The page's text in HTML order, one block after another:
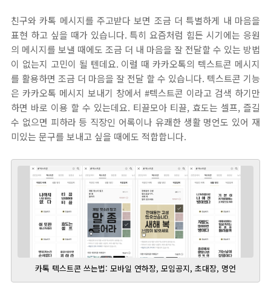
친구와 카톡 메시지를 주고받다 보면 조금 더 특별하게 내 마음을
표현 하고 싶을 때가 있습니다. 특히 요즘처럼 힘든 시기에는 응원
의 메시지를 보낼 때에도 조금 더 내 마음을 잘 전달할 수 있는 방법
이 없는지 고민이 될 텐데요. 이럴 때 카카오톡의 텍스트콘 메시지
를 활용하면 조금 더 마음을 잘 전달 할 수 있습니다. 텍스트콘 기능
은 카카오톡 메시지 보내기 창에서 #텍스트콘 이라고 검색 하기만
하면 바로 이용 할 수 있는데요. 티끌모아 티끌, 효도는 셀프, 즐길
수 없으면 피하라 등 직장인 어록이나 유쾌한 생활 명언도 있어 재
미있는 문구를 보내고 싶을 때에도 적합합니다.
카톡 텍스트콘 쓰는법: 모바일 연하장, 모임공지, 초대장, 명언